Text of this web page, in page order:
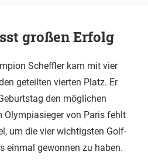
großen Erfolg
Scheffler kam mit vier
geteilten vierten Platz. Er
den möglichen
Olympiasieger von Paris fehlt
um die vier wichtigsten Golf-
einmal gewonnen zu haben.